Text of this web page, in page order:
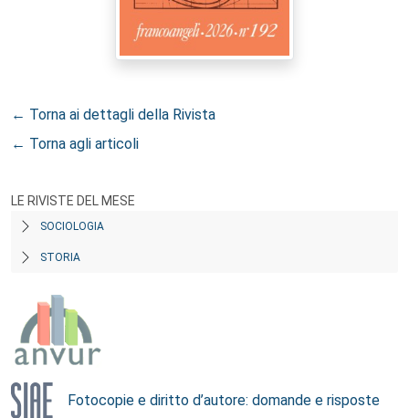
← Torna ai dettagli della Rivista
← Torna agli articoli
LE RIVISTE DEL MESE
SOCIOLOGIA
STORIA
Fotocopie e diritto d’autore: domande e risposte